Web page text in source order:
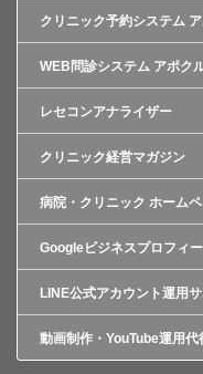
クリニック予約システム
WEB問診システム アポク
レセコンアナライザー
クリニック経営マガジン
病院・クリニック ホーム
Googleビジネスプロフィ
LINE公式アカウント運用
動画制作・YouTube運用